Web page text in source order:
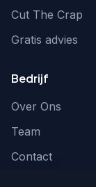
Cut The Crap
Gratis advies
Bedrijf
Over Ons
Team
Contact